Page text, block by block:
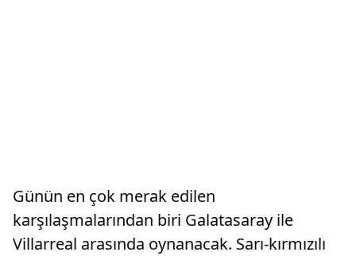
Günün en çok merak edilen
karşılaşmalarından biri Galatasaray ile
Villarreal arasında oynanacak. Sarı-kırmızılı